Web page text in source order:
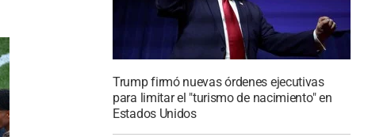
Trump firmó nuevas órdenes ejecutivas
para limitar el "turismo de nacimiento" en
Estados Unidos